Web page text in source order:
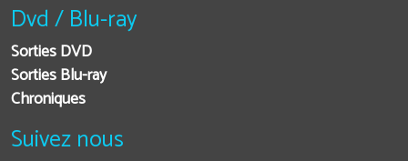
Dvd / Blu-ray
Sorties DVD
Sorties Blu-ray
Chroniques
Suivez nous